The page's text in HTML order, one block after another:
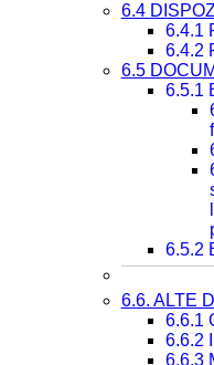
6.4
6.4.1
6.4.2
6.5
6.5.1
6.5.2
6.6. ALTE
6.6.1
6.6.2
6.6.3